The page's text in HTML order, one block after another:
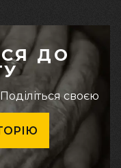
ДО
своєю